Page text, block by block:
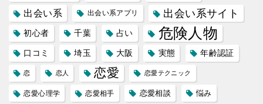
出会い系 出会い系アプリ 出会い系サイト
初心者 千葉 占い 危険人物
口コミ 埼玉 大阪 実態 年齢認証
恋 恋人 恋愛 恋愛テクニック
恋愛心理学 恋愛相手 恋愛相談 悩み